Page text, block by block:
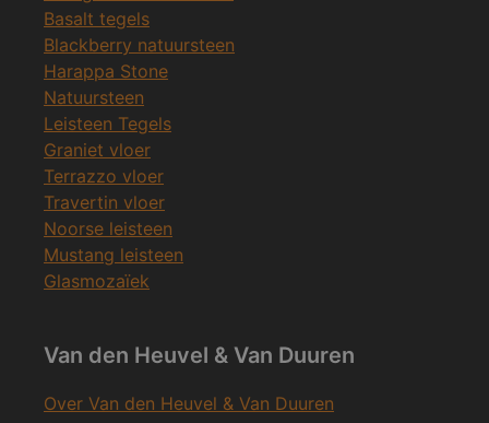
Basalt tegels
Blackberry natuursteen
Harappa Stone
Natuursteen
Leisteen Tegels
Graniet vloer
Terrazzo vloer
Travertin vloer
Noorse leisteen
Mustang leisteen
Glasmozaïek
Van den Heuvel & Van Duuren
Over Van den Heuvel & Van Duuren